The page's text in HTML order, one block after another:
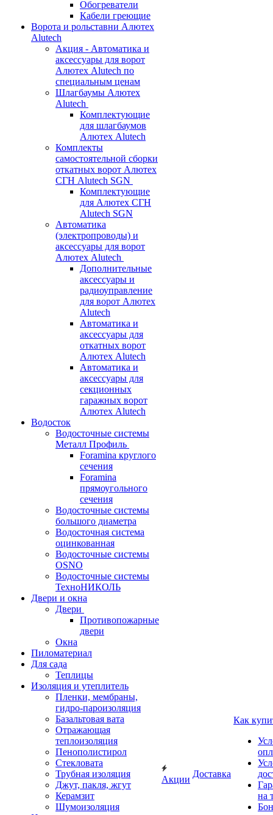
Обогреватели
Кабели греющие
Ворота и рольставни Алютех
Alutech
Акция - Автоматика и
аксессуары для ворот
Алютех Alutech по
специальным ценам
Шлагбаумы Алютех
Alutech
Комплектующие
для шлагбаумов
Алютех Alutech
Комплекты
самостоятельной сборки
откатных ворот Алютех
СГН Alutech SGN
Комплектующие
для Алютех СГН
Alutech SGN
Автоматика
(электропроводы) и
аксессуары для ворот
Алютех Alutech
Дополнительные
аксессуары и
радиоуправление
для ворот Алютех
Alutech
Автоматика и
аксессуары для
откатных ворот
Алютех Alutech
Автоматика и
аксессуары для
секционных
гаражных ворот
Алютех Alutech
Водосток
Водосточные системы
Металл Профиль
Foramina круглого
сечения
Foramina
прямоугольного
сечения
Водосточные системы
большого диаметра
Водосточная система
оцинкованная
Водосточные системы
OSNO
Водосточные системы
ТехноНИКОЛЬ
Двери и окна
Двери
Противопожарные
двери
Окна
Пиломатериал
Для сада
Теплицы
Изоляция и утеплитель
Пленки, мембраны,
гидро-пароизоляция
Базальтовая вата
Отражающая
теплоизоляция
Пенополистирол
Стекловата
Трубная изоляция
Джут, пакля, жгут
Керамзит
Шумоизоляция
Акции
Доставка
Как
на